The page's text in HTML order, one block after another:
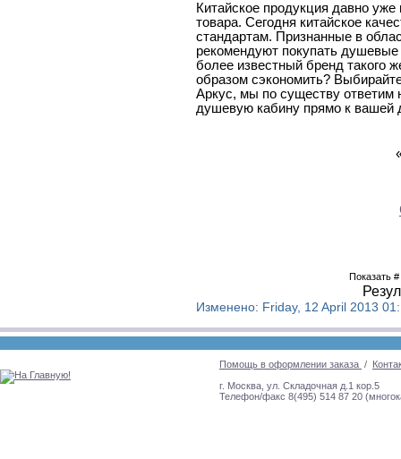
Китайское продукция давно
товара. Сегодня китайское
стандартам. Признанные в
рекомендуют покупать
более известный бренд такого
образом сэкономить?
Аркус, мы по существу ответим
душевую кабину прямо к вашей
Показать
Изменено: Friday, 12 April 2013
Помощь в оформлении заказа /
г. Москва, ул. Складочная д.1 кор.5
Телефон/факс 8(495) 514 87 20